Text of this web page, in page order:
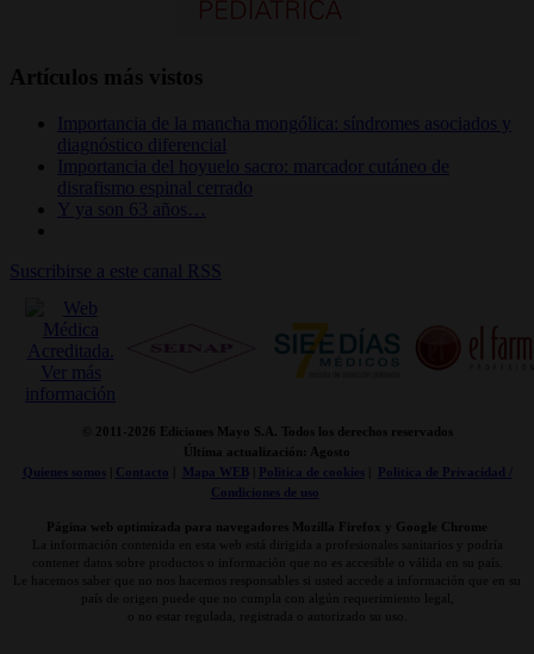
Artículos más vistos
Importancia de la mancha mongólica: síndromes asociados y
diagnóstico diferencial
Importancia del hoyuelo sacro: marcador cutáneo de
disrafismo espinal cerrado
Y ya son 63 años…
Suscribirse a este canal RSS
© 2011- 2026 Ediciones Mayo S.A. Todos los derechos reservados
Última actualización: Agosto
Quienes somos| Contacto Mapa WEB| Politica de cookies|
Politica de Privacidad /
Condiciones de uso
Página web optimizada para navegadores Mozilla Firefox y Google Chrome
La información contenida en esta web está dirigida a profesionales sanitarios y podría
contener datos sobre productos o información que no es accesible o válida en su país.
Le hacemos saber que no nos hacemos responsables si usted accede a información que en su
país de origen puede que no cumpla con algún requerimiento legal,
o no estar regulada, registrada o autorizado su uso.